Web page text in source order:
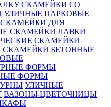
СКАМЕЙКИ СО
УЛИЧНЫЕ ПАРКОВЫЕ
СКАМЕЙКИ ДЛЯ
СКАМЕЙКИ ЛАВКИ
СКАМЕЙКИ
СКАМЕЙКИ БЕТОННЫЕ
ФОРМЫ
УЛИЧНЫЕ
ВАЗОНЫ-ЦВЕТОЧНИЦЫ